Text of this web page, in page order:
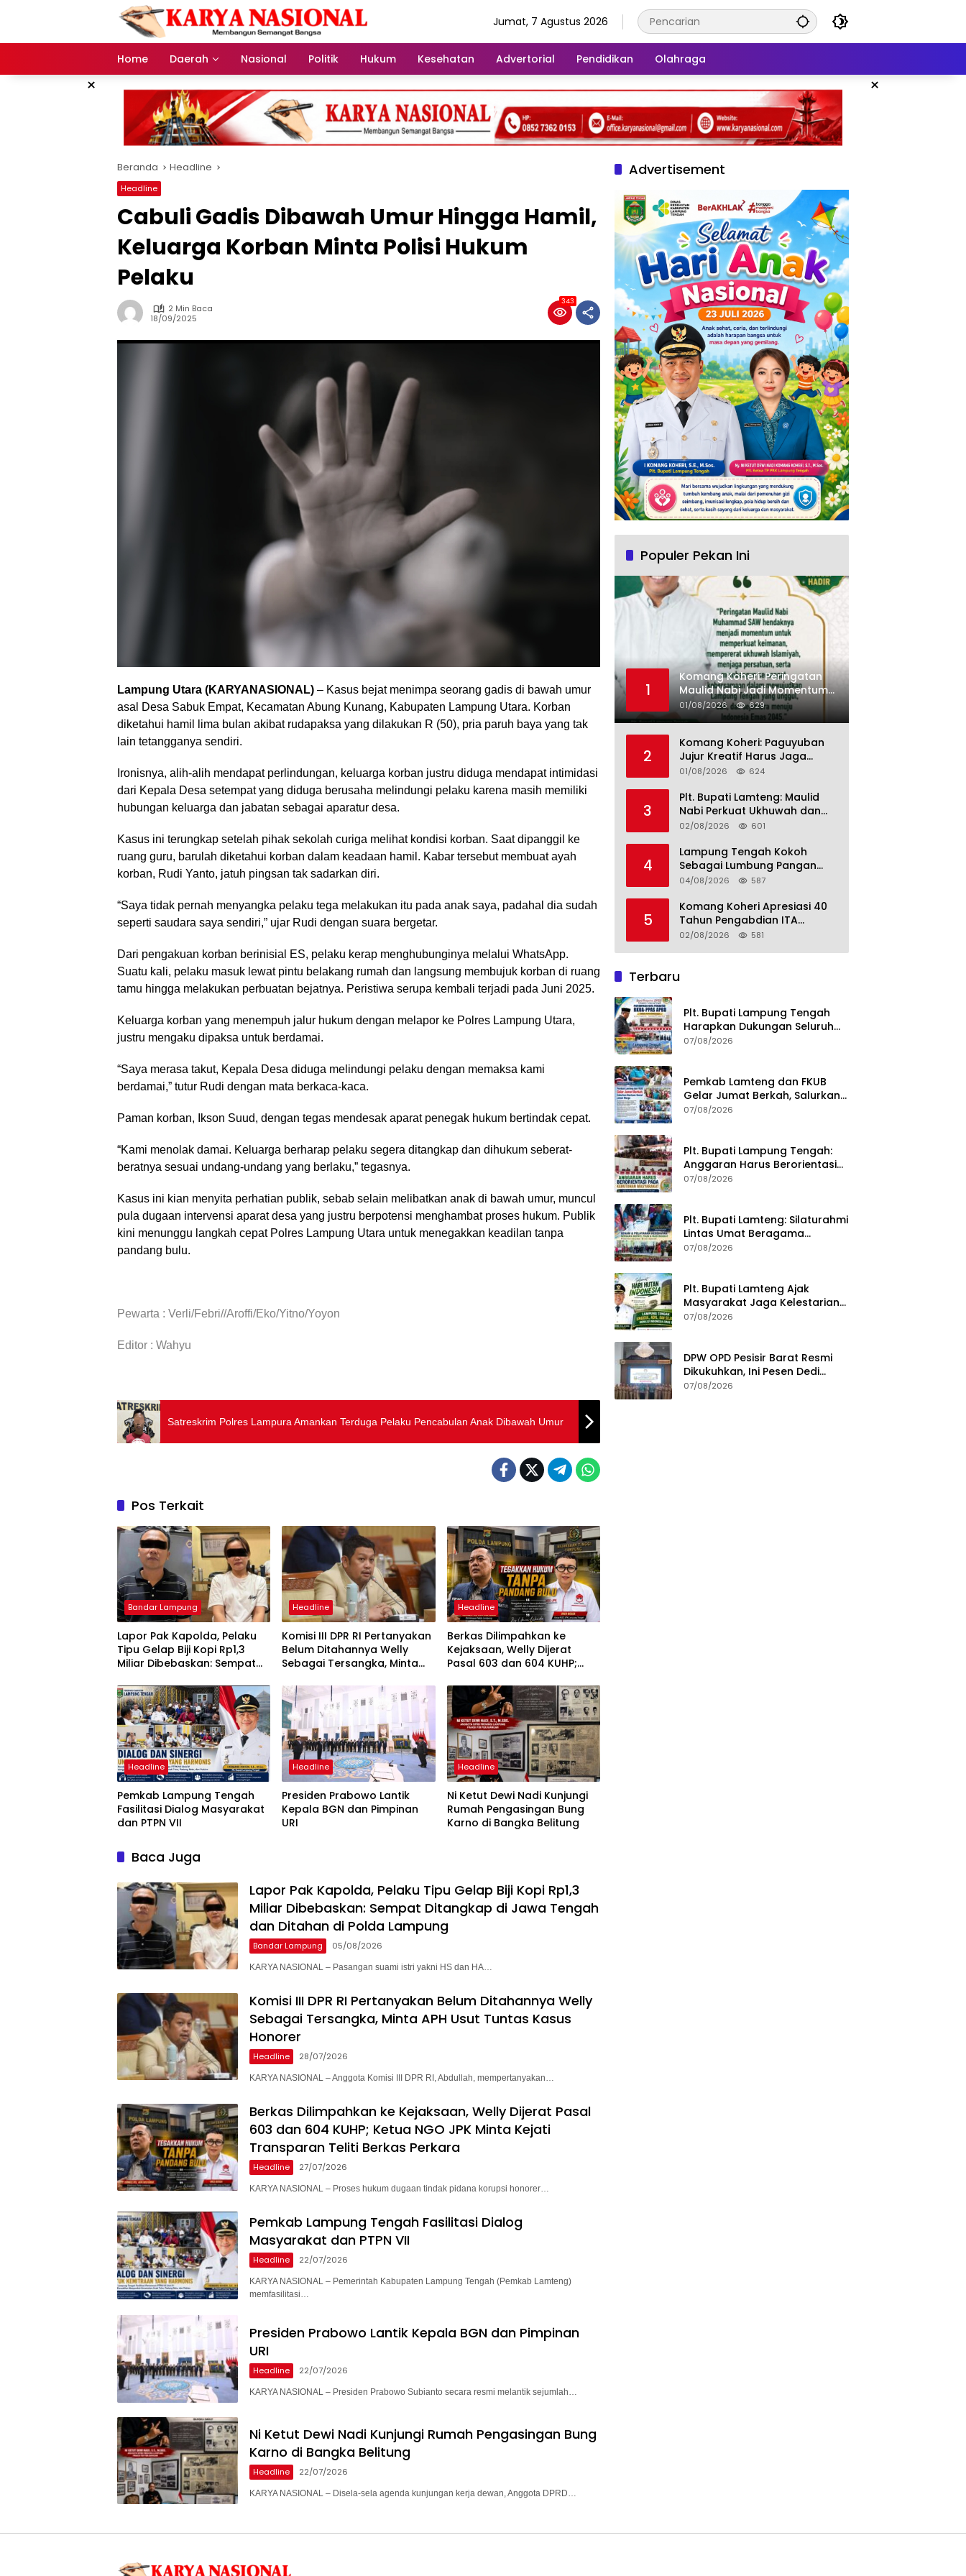
Jumat, 7 Agustus 2026
Home Daerah Nasional Politik Hukum Kesehatan Advertorial Pendidikan Olahraga
× ×
Beranda Headline
Headline
Cabuli Gadis Dibawah Umur Hingga Hamil,
Keluarga Korban Minta Polisi Hukum
Pelaku
2 Min Baca
18/09/2025
343
Lampung Utara (KARYANASIONAL) – Kasus bejat menimpa seorang gadis di bawah umur
asal Desa Sabuk Empat, Kecamatan Abung Kunang, Kabupaten Lampung Utara. Korban
diketahui hamil lima bulan akibat rudapaksa yang dilakukan R (50), pria paruh baya yang tak
lain tetangganya sendiri.
Ironisnya, alih-alih mendapat perlindungan, keluarga korban justru diduga mendapat intimidasi
dari Kepala Desa setempat yang diduga berusaha melindungi pelaku karena masih memiliki
hubungan keluarga dan jabatan sebagai aparatur desa.
Kasus ini terungkap setelah pihak sekolah curiga melihat kondisi korban. Saat dipanggil ke
ruang guru, barulah diketahui korban dalam keadaan hamil. Kabar tersebut membuat ayah
korban, Rudi Yanto, jatuh pingsan tak sadarkan diri.
“Saya tidak pernah menyangka pelaku tega melakukan itu pada anak saya, padahal dia sudah
seperti saudara saya sendiri,” ujar Rudi dengan suara bergetar.
Dari pengakuan korban berinisial ES, pelaku kerap menghubunginya melalui WhatsApp.
Suatu kali, pelaku masuk lewat pintu belakang rumah dan langsung membujuk korban di ruang
tamu hingga melakukan perbuatan bejatnya. Peristiwa serupa kembali terjadi pada Juni 2025.
Keluarga korban yang menempuh jalur hukum dengan melapor ke Polres Lampung Utara,
justru mengaku dipaksa untuk berdamai.
“Saya merasa takut, Kepala Desa diduga melindungi pelaku dengan memaksa kami
berdamai,” tutur Rudi dengan mata berkaca-kaca.
Paman korban, Ikson Suud, dengan tegas mendesak aparat penegak hukum bertindak cepat.
“Kami menolak damai. Keluarga berharap pelaku segera ditangkap dan dihukum seberat-
beratnya sesuai undang-undang yang berlaku,” tegasnya.
Kasus ini kian menyita perhatian publik, sebab selain melibatkan anak di bawah umur, muncul
pula dugaan intervensi aparat desa yang justru berpotensi menghambat proses hukum. Publik
kini menunggu langkah cepat Polres Lampung Utara untuk menegakkan keadilan tanpa
pandang bulu.
Pewarta : Verli/Febri//Aroffi/Eko/Yitno/Yoyon
Editor : Wahyu
Satreskrim Polres Lampura Amankan Terduga Pelaku Pencabulan Anak Dibawah Umur
Pos Terkait
Bandar Lampung
Lapor Pak Kapolda, Pelaku
Tipu Gelap Biji Kopi Rp1,3
Miliar Dibebaskan: Sempat
dan Ditahan di Polda
Lampung
Headline
Komisi III DPR RI Pertanyakan
Belum Ditahannya Welly
Sebagai Tersangka, Minta
Honorer
Headline
Berkas Dilimpahkan ke
Kejaksaan, Welly Dijerat
Pasal 603 dan 604 KUHP;
Transparan Teliti Berkas
Perkara
Headline
Pemkab Lampung Tengah
Fasilitasi Dialog Masyarakat
dan PTPN VII
Headline
Presiden Prabowo Lantik
Kepala BGN dan Pimpinan
URI
Headline
Ni Ketut Dewi Nadi Kunjungi
Rumah Pengasingan Bung
Karno di Bangka Belitung
Baca Juga
Lapor Pak Kapolda, Pelaku Tipu Gelap Biji Kopi Rp1,3
Miliar Dibebaskan: Sempat Ditangkap di Jawa Tengah
dan Ditahan di Polda Lampung
Bandar Lampung 05/08/2026
KARYA NASIONAL – Pasangan suami istri yakni HS dan HA…
Komisi III DPR RI Pertanyakan Belum Ditahannya Welly
Sebagai Tersangka, Minta APH Usut Tuntas Kasus
Honorer
Headline 28/07/2026
KARYA NASIONAL – Anggota Komisi III DPR RI, Abdullah, mempertanyakan…
Berkas Dilimpahkan ke Kejaksaan, Welly Dijerat Pasal
603 dan 604 KUHP; Ketua NGO JPK Minta Kejati
Transparan Teliti Berkas Perkara
Headline 27/07/2026
KARYA NASIONAL – Proses hukum dugaan tindak pidana korupsi honorer…
Pemkab Lampung Tengah Fasilitasi Dialog
Masyarakat dan PTPN VII
Headline 22/07/2026
KARYA NASIONAL – Pemerintah Kabupaten Lampung Tengah (Pemkab Lamteng)
memfasilitasi…
Presiden Prabowo Lantik Kepala BGN dan Pimpinan
URI
Headline 22/07/2026
KARYA NASIONAL – Presiden Prabowo Subianto secara resmi melantik sejumlah…
Ni Ketut Dewi Nadi Kunjungi Rumah Pengasingan Bung
Karno di Bangka Belitung
Headline 22/07/2026
KARYA NASIONAL – Disela-sela agenda kunjungan kerja dewan, Anggota DPRD…
Advertisement
Populer Pekan Ini
1
Komang Koheri: Peringatan
Maulid Nabi Jadi Momentum
Perkuat Ukhuwah Umat di
Lampung Tengah
01/08/2026 629
2
Komang Koheri: Paguyuban
Jujur Kreatif Harus Jaga
Persatuan untuk Kemajuan
01/08/2026 624
3
Plt. Bupati Lamteng: Maulid
Nabi Perkuat Ukhuwah dan
Jaga Kerukunan Umat
02/08/2026 601
4
Lampung Tengah Kokoh
Sebagai Lumbung Pangan
dan Kekuatan Perkebunan
Kemandirian Pangan adalah
Fondasi Menuju Indonesia
Emas 2045
04/08/2026 587
5
Komang Koheri Apresiasi 40
Tahun Pengabdian ITA
Optical Group untuk
02/08/2026 581
Terbaru
Plt. Bupati Lampung Tengah
Harapkan Dukungan Seluruh
Pimpinan DPRD Bahas RKUA-
07/08/2026
Pemkab Lamteng dan FKUB
Gelar Jumat Berkah, Salurkan
Bantuan Sosial untuk Warga
07/08/2026
Plt. Bupati Lampung Tengah:
Anggaran Harus Berorientasi
pada Kebutuhan Masyarakat
07/08/2026
Plt. Bupati Lamteng: Silaturahmi
Lintas Umat Beragama
Menjaga Kondusivitas Daerah
07/08/2026
Plt. Bupati Lamteng Ajak
Masyarakat Jaga Kelestarian
Alam pada Peringatan Hari
07/08/2026
DPW OPD Pesisir Barat Resmi
Dikukuhkan, Ini Pesen Dedi
Irawan
07/08/2026